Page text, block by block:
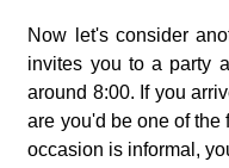
Now let's consider
invites you to a party
around 8:00. If you
are you'd be one of the
occasion is informal,